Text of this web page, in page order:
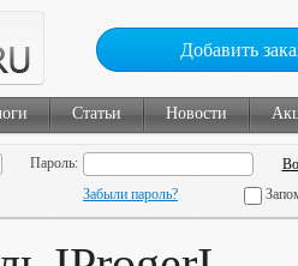
Добавить
Статьи Новости
Пароль:
Забыли пароль?